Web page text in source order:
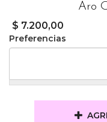
Aro
$ 7.200,00
Preferencias